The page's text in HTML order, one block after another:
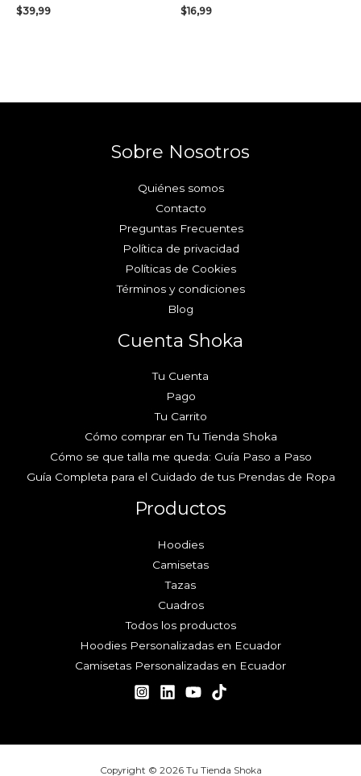
$39,99 $16,99
Sobre Nosotros
Quiénes somos
Contacto
Preguntas Frecuentes
Política de privacidad
Políticas de Cookies
Términos y condiciones
Blog
Cuenta Shoka
Tu Cuenta
Pago
Tu Carrito
Cómo comprar en Tu Tienda Shoka
Cómo se que talla me queda: Guía Paso a Paso
Guía Completa para el Cuidado de tus Prendas de Ropa
Productos
Hoodies
Camisetas
Tazas
Cuadros
Todos los productos
Hoodies Personalizadas en Ecuador
Camisetas Personalizadas en Ecuador
Copyright © 2026 Tu Tienda Shoka